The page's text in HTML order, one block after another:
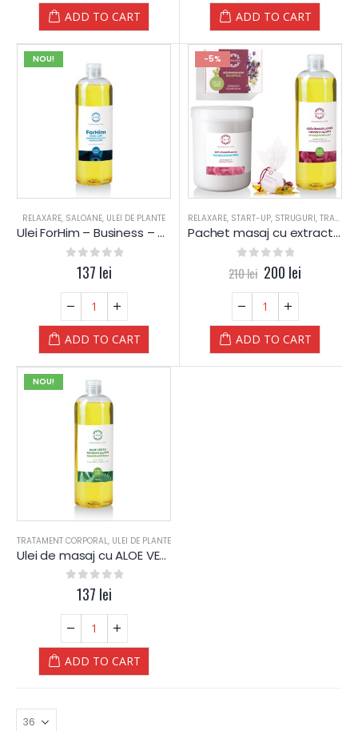
ADD TO CART ADD TO CART
NOU!
RELAXARE, SALOANE, ULEI DE PLANTE
Ulei ForHim – Business – PLANTE – Yamuna
out of 5
137 lei
ADD TO CART
-5%
RELAXARE, START-UP, STRUGURI, TRATAMENT CORPORAL
Pachet masaj cu extract de SAMBURI de STRUGURI – Yamuna
out of 5
210lei 200 lei
ADD TO CART
NOU!
TRATAMENT CORPORAL, ULEI DE PLANTE
Ulei de masaj cu ALOE VERA – Yamuna – din PLANTE
out of 5
137 lei
ADD TO CART